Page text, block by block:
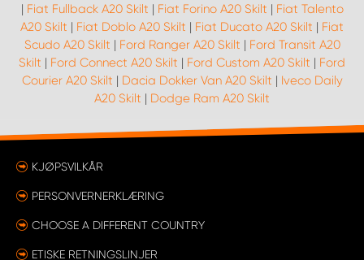
| Fiat Fullback A20 Skilt | Fiat Forino A20 Skilt | Fiat Talento
A20 Skilt | Fiat Doblo A20 Skilt | Fiat Ducato A20 Skilt | Fiat
Scudo A20 Skilt | Ford Ranger A20 Skilt | Ford Transit A20
Skilt | Ford Connect A20 Skilt | Ford Custom A20 Skilt | Ford
Courier A20 Skilt | Dacia Dokker Van A20 Skilt | Iveco Daily
A20 Skilt | Dodge Ram A20 Skilt
KJØPSVILKÅR
PERSONVERNERKLÆRING
CHOOSE A DIFFERENT COUNTRY
ETISKE RETNINGSLINJER